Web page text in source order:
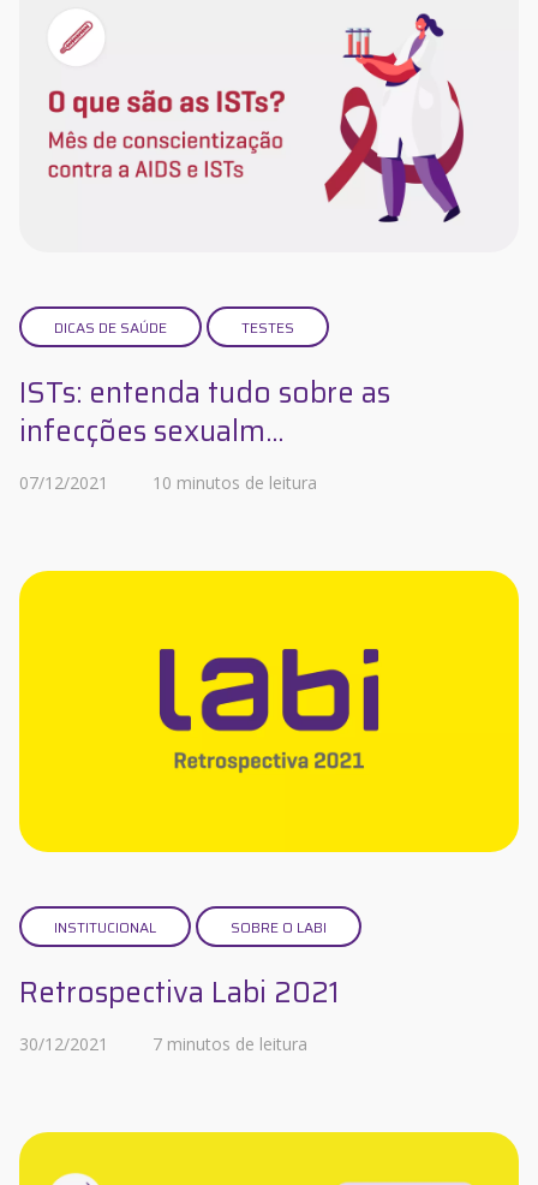
DICAS DE SAÚDE TESTES
ISTs: entenda tudo sobre as
infecções sexualm...
07/12/2021 10 minutos de leitura
INSTITUCIONAL SOBRE O LABI
Retrospectiva Labi 2021
30/12/2021 7 minutos de leitura